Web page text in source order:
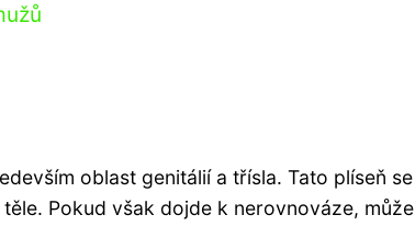
oblast genitálií a třísla. Tato plíseň se
Pokud však dojde k nerovnováze,